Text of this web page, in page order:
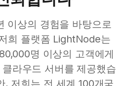
이상의 경험을 바탕으로
희 플랫폼 LightNode는
명 이상의 고객에게
라우드 서버를 제공했습
, 저희는 전 세계 100개국